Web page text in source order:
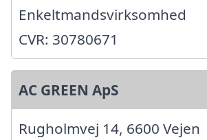
Enkeltmandsvirksomhed
CVR: 30780671
AC GREEN ApS
Rugholmvej 14, 6600 Vejen